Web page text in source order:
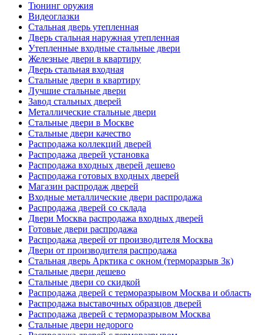
Тюнинг оружия
Видеоглазки
Стальная дверь утепленная
Дверь стальная наружная утепленная
Утепленные входные стальные двери
Железные двери в квартиру
Дверь стальная входная
Стальные двери в квартиру
Лучшие стальные двери
Завод стальных дверей
Металлические стальные двери
Стальные двери в Москве
Стальные двери качество
Распродажа коллекций дверей
Распродажа дверей установка
Распродажа входных дверей дешево
Распродажа готовых входных дверей
Магазин распродаж дверей
Входные металлические двери распродажа
Распродажа дверей со склада
Двери Москва распродажа входных дверей
Готовые двери распродажа
Распродажа дверей от производителя Москва
Двери от производителя распродажа
Стальная дверь Арктика с окном (терморазрыв 3к)
Стальные двери дешево
Стальные двери со скидкой
Распродажа дверей с терморазрывом Москва и область
Распродажа выставочных образцов дверей
Распродажа дверей с терморазрывом Москва
Стальные двери недорого